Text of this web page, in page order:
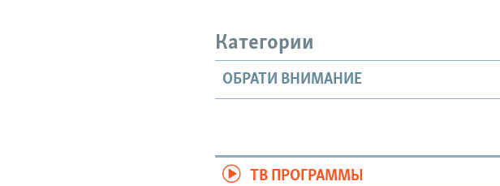
Категории
ОБРАТИ ВНИМАНИЕ
ТВ ПРОГРАММЫ